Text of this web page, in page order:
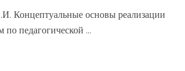
Концептуальные основы реализации
педагогической ...